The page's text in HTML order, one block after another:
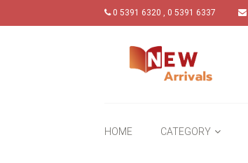
0 5391 6320 , 0 5391 6337
HOME CATEGORY